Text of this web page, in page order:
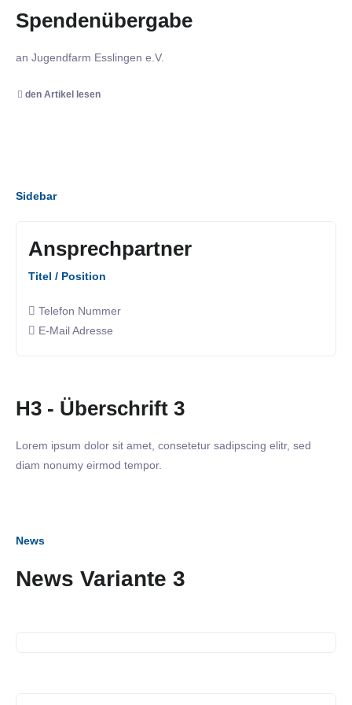
Spendenübergabe
an Jugendfarm Esslingen e.V.
den Artikel lesen
Sidebar
Ansprechpartner
Titel / Position
Telefon Nummer
E-Mail Adresse
H3 - Überschrift 3
Lorem ipsum dolor sit amet, consetetur sadipscing elitr, sed
diam nonumy eirmod tempor.
News
News Variante 3